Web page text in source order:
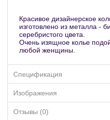
Красивое дизайнерское
изготовлено из металла -
серебристого цвета.
Очень изящное колье
любой женщины.
Спецификация
Изображения
Отзывы (0)